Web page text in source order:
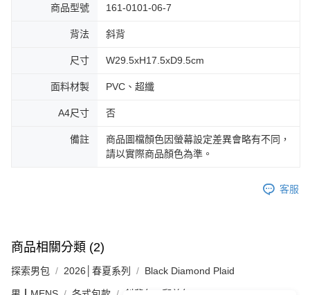
商品型號 161-0101-06-7
背法 斜背
尺寸 W29.5xH17.5xD9.5cm
面料材製 PVC、超纖
A4尺寸 否
備註
商品圖檔顏色因螢幕設定差異會略有不同，
請以實際商品顏色為準。
客服
商品相關分類 (2)
探索男包 2026│春夏系列 Black Diamond Plaid